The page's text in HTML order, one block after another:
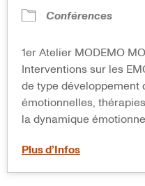
Conférences
1er Atelier MODEMO
Interventions sur les
de type développement
émotionnelles,
la dynamique
Plus d’Infos